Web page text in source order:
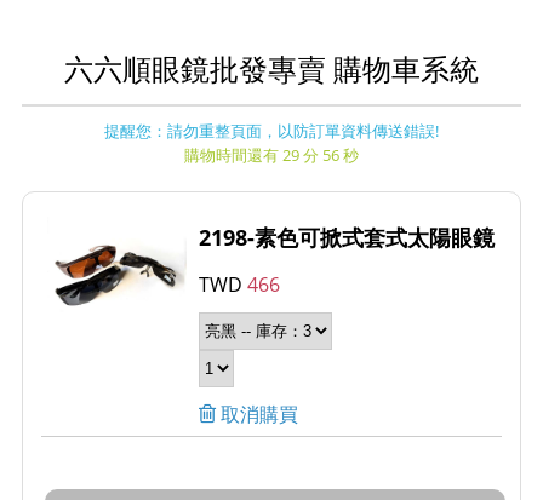
六六順眼鏡批發專賣 購物車系統
提醒您：請勿重整頁面，以防訂單資料傳送錯誤!
購物時間還有 29 分 56 秒
2198-素色可掀式套式太陽眼鏡
TWD466
取消購買